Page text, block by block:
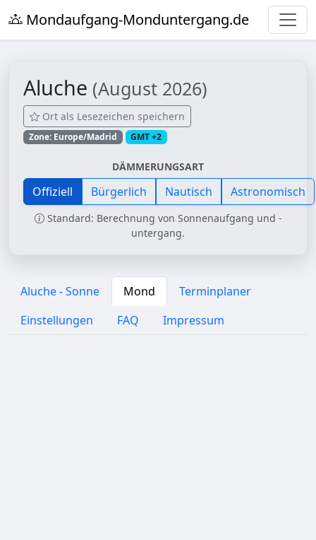
Mondaufgang-Monduntergang.de
Aluche (August 2026)
Ort als Lesezeichen speichern
Zone: Europe/Madrid GMT +2
DÄMMERUNGSART
Offiziell Bürgerlich Nautisch Astronomisch
Standard: Berechnung von Sonnenaufgang und -
untergang.
Aluche - Sonne Mond
Terminplaner
Einstellungen
FAQ Impressum